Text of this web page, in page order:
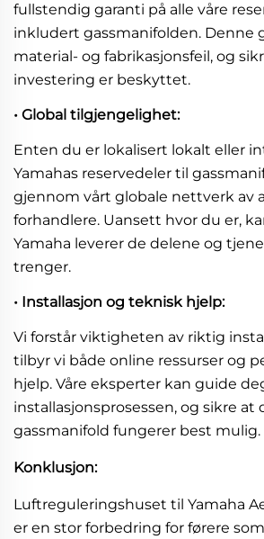
fullstendig garanti på alle våre
inkludert gassmanifolden. Denne
material- og fabrikasjonsfeil, og
investering er beskyttet.
• Global tilgjengelighet:
Enten du er lokalisert lokalt eller
Yamahas reservedeler til
gjennom vårt globale nettverk av
forhandlere. Uansett hvor du er,
Yamaha leverer de delene og
trenger.
• Installasjon og teknisk hjelp:
Vi forstår viktigheten av riktig
tilbyr vi både online ressurser og
hjelp. Våre eksperter kan guide
installasjonsprosessen, og sikre at
gassmanifold fungerer best mulig.
Konklusjon:
Luftreguleringshuset til Yamaha
er en stor forbedring for førere